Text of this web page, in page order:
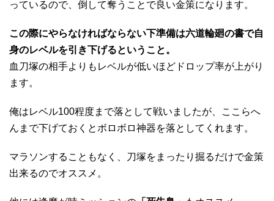
っているので、倒して奪うことで良い金策になります。
この際にやらなければならない下準備は六道輪廻の書で自
身のレベルを引き下げるということ。
血刀塚の相手よりもレベルが低いほどドロップ率が上がり
ます。
俺はレベル100程度まで落として戦いましたが、ここらへ
んまで下げておくとボロボロ神器を落としてくれます。
マラソンすることもなく、刀塚をまったり掘るだけで金策
出来るのでオススメ。